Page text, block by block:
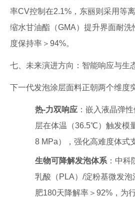
率CV控制在2.1%，东丽则采用等
缩水甘油酯（GMA）提升界面耐
度保持率＞94%。
七、未来演进方向：智能响应与生
下一代发泡涂层面料正朝两个维度
热-力双响应 ：嵌入液晶弹
层在体温（36.5℃）触发模
8 MPa），强化高难度体式
生物可降解发泡体系 ：中
乳酸（PLA）/淀粉基微发
肥180天降解率＞92%，为